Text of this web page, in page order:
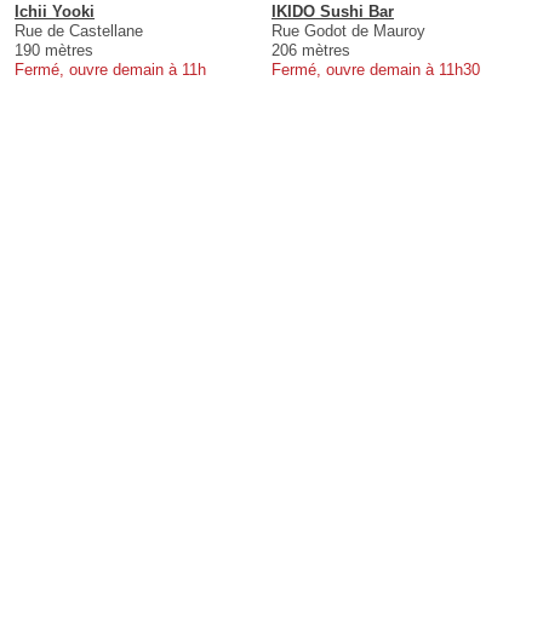
Ichii Yooki
Rue de Castellane
190 mètres
Fermé, ouvre demain à 11h
IKIDO Sushi Bar
Rue Godot de Mauroy
206 mètres
Fermé, ouvre demain à 11h30